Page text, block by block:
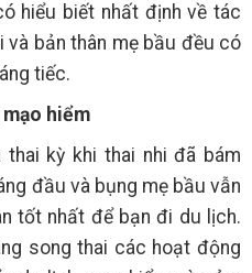
hiểu biết nhất định về tác
và bản thân mẹ bầu đều có
tiếc.
hiểm
kỳ khi thai nhi đã bám
đầu và bụng mẹ bầu vẫn
tốt nhất để bạn đi du lịch.
song thai các hoạt động